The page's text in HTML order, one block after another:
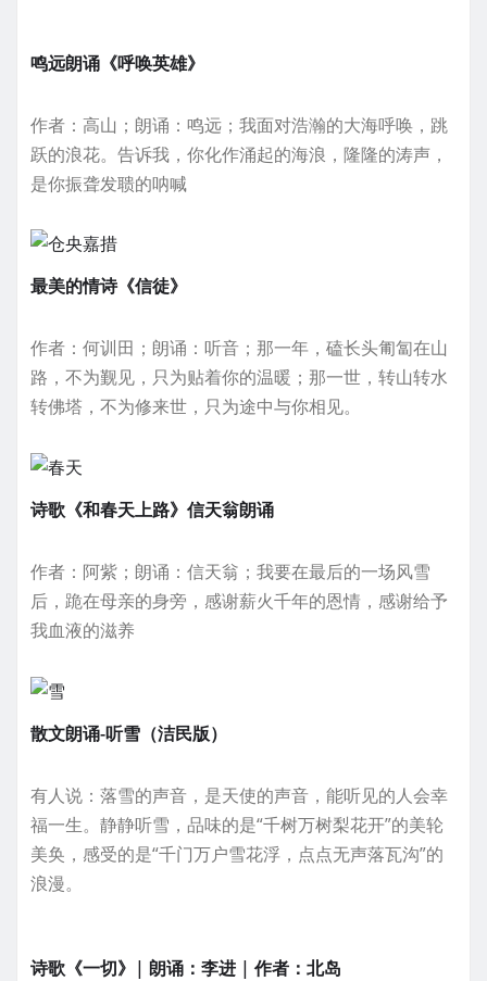
鸣远朗诵《呼唤英雄》
作者：高山；朗诵：鸣远；我面对浩瀚的大海呼唤，跳
跃的浪花。告诉我，你化作涌起的海浪，隆隆的涛声，
是你振聋发聩的呐喊
最美的情诗《信徒》
作者：何训田；朗诵：听音；那一年，磕长头匍匐在山
路，不为觐见，只为贴着你的温暖；那一世，转山转水
转佛塔，不为修来世，只为途中与你相见。
诗歌《和春天上路》信天翁朗诵
作者：阿紫；朗诵：信天翁；我要在最后的一场风雪
后，跪在母亲的身旁，感谢薪火千年的恩情，感谢给予
我血液的滋养
散文朗诵-听雪（洁民版）
有人说：落雪的声音，是天使的声音，能听见的人会幸
福一生。静静听雪，品味的是“千树万树梨花开”的美轮
美奂，感受的是“千门万户雪花浮，点点无声落瓦沟”的
浪漫。
诗歌《一切》| 朗诵：李进 | 作者：北岛